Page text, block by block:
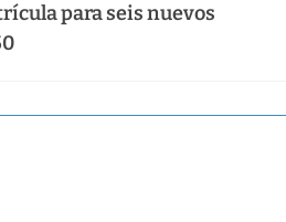
para seis nuevos